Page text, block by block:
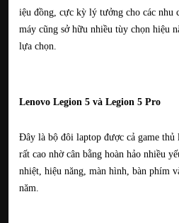
iệu đồng, cực kỳ lý tưởng cho các nhu
máy cũng sở hữu nhiều tùy chọn hiệu
lựa chọn.
Lenovo Legion 5 và Legion 5 Pro
Đây là bộ đôi laptop được cả game thủ
rất cao nhờ cân bằng hoàn hảo nhiều
nhiệt, hiệu năng, màn hình, bàn phím
năm.